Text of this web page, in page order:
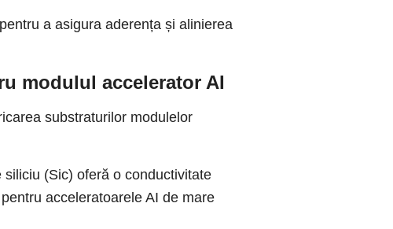
a asigura aderența și alinierea
modulul accelerator AI
substraturilor modulelor
(Sic) oferă o conductivitate
acceleratoarele AI de mare